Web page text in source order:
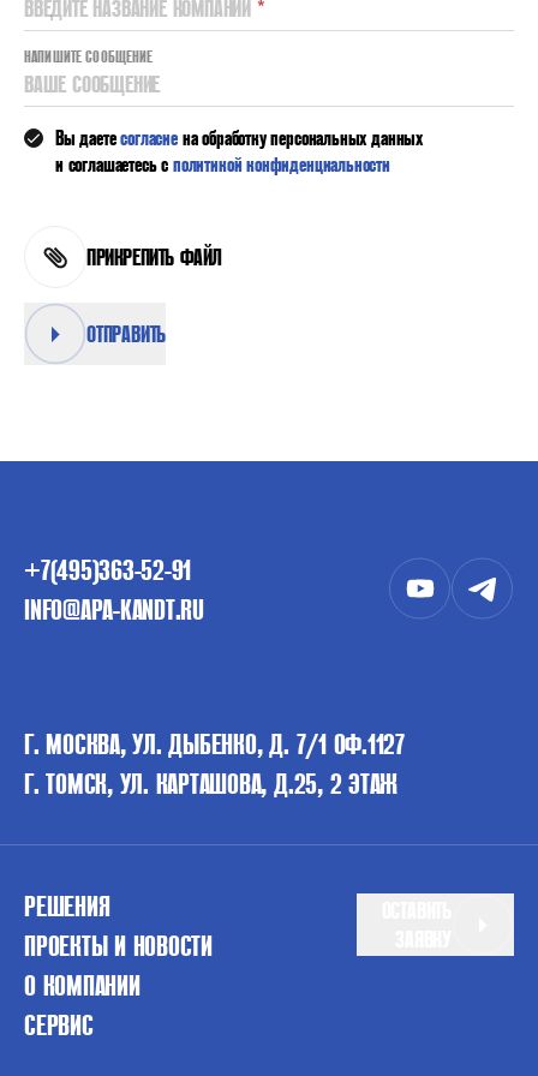
ВВЕДИТЕ НАЗВАНИЕ КОМПАНИИ *
НАПИШИТЕ СООБЩЕНИЕ
ВАШЕ СООБЩЕНИЕ
Вы даетесогласиена обработку персональных данных
и соглашаетесь сполитикой конфиденциальности
ПРИКРЕПИТЬ ФАЙЛ
ОТПРАВИТЬ
+7(495)363-52-91
INFO@APA-KANDT.RU
Г. МОСКВА, УЛ. ДЫБЕНКО, Д. 7/1 ОФ.1127
Г. ТОМСК, УЛ. КАРТАШОВА, Д.25, 2 ЭТАЖ
РЕШЕНИЯ
ПРОЕКТЫ И НОВОСТИ
О КОМПАНИИ
СЕРВИС